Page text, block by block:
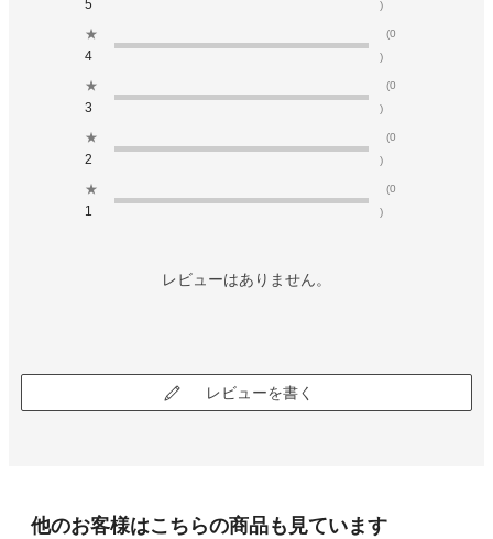
5
)
★
4
(0
)
★
3
(0
)
★
2
(0
)
★
1
(0
)
レビューはありません。
レビューを書く
他のお客様はこちらの商品も見ています